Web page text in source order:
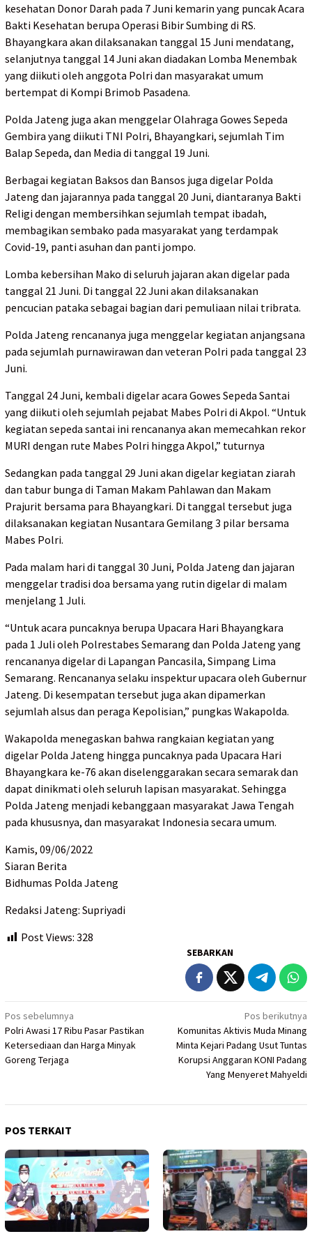
kesehatan Donor Darah pada 7 Juni kemarin yang puncak Acara
Bakti Kesehatan berupa Operasi Bibir Sumbing di RS.
Bhayangkara akan dilaksanakan tanggal 15 Juni mendatang,
selanjutnya tanggal 14 Juni akan diadakan Lomba Menembak
yang diikuti oleh anggota Polri dan masyarakat umum
bertempat di Kompi Brimob Pasadena.
Polda Jateng juga akan menggelar Olahraga Gowes Sepeda
Gembira yang diikuti TNI Polri, Bhayangkari, sejumlah Tim
Balap Sepeda, dan Media di tanggal 19 Juni.
Berbagai kegiatan Baksos dan Bansos juga digelar Polda
Jateng dan jajarannya pada tanggal 20 Juni, diantaranya Bakti
Religi dengan membersihkan sejumlah tempat ibadah,
membagikan sembako pada masyarakat yang terdampak
Covid-19, panti asuhan dan panti jompo.
Lomba kebersihan Mako di seluruh jajaran akan digelar pada
tanggal 21 Juni. Di tanggal 22 Juni akan dilaksanakan
pencucian pataka sebagai bagian dari pemuliaan nilai tribrata.
Polda Jateng rencananya juga menggelar kegiatan anjangsana
pada sejumlah purnawirawan dan veteran Polri pada tanggal 23
Juni.
Tanggal 24 Juni, kembali digelar acara Gowes Sepeda Santai
yang diikuti oleh sejumlah pejabat Mabes Polri di Akpol. “Untuk
kegiatan sepeda santai ini rencananya akan memecahkan rekor
MURI dengan rute Mabes Polri hingga Akpol,” tuturnya
Sedangkan pada tanggal 29 Juni akan digelar kegiatan ziarah
dan tabur bunga di Taman Makam Pahlawan dan Makam
Prajurit bersama para Bhayangkari. Di tanggal tersebut juga
dilaksanakan kegiatan Nusantara Gemilang 3 pilar bersama
Mabes Polri.
Pada malam hari di tanggal 30 Juni, Polda Jateng dan jajaran
menggelar tradisi doa bersama yang rutin digelar di malam
menjelang 1 Juli.
“Untuk acara puncaknya berupa Upacara Hari Bhayangkara
pada 1 Juli oleh Polrestabes Semarang dan Polda Jateng yang
rencananya digelar di Lapangan Pancasila, Simpang Lima
Semarang. Rencananya selaku inspektur upacara oleh Gubernur
Jateng. Di kesempatan tersebut juga akan dipamerkan
sejumlah alsus dan peraga Kepolisian,” pungkas Wakapolda.
Wakapolda menegaskan bahwa rangkaian kegiatan yang
digelar Polda Jateng hingga puncaknya pada Upacara Hari
Bhayangkara ke-76 akan diselenggarakan secara semarak dan
dapat dinikmati oleh seluruh lapisan masyarakat. Sehingga
Polda Jateng menjadi kebanggaan masyarakat Jawa Tengah
pada khususnya, dan masyarakat Indonesia secara umum.
Kamis, 09/06/2022
Siaran Berita
Bidhumas Polda Jateng
Redaksi Jateng: Supriyadi
Post Views: 328
SEBARKAN
Navigasi
pos
Pos sebelumnya
Polri Awasi 17 Ribu Pasar Pastikan
Ketersediaan dan Harga Minyak
Goreng Terjaga
Pos berikutnya
Komunitas Aktivis Muda Minang
Minta Kejari Padang Usut Tuntas
Korupsi Anggaran KONI Padang
Yang Menyeret Mahyeldi
POS TERKAIT